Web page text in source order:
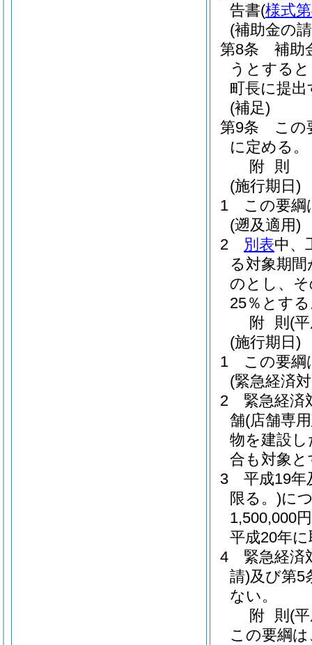
告書(様式
(補助金の
第8条
補助
うとする
町長に提
(補足)
第9条
この
に定める。
附 則
(施行期日)
1
この要綱
(遡及適用)
2
別表中、
る対象期
のとし、
25％とす
附 則 (
(施行期日)
1
この要綱
(緊急経済
2
緊急経済
舗(店舗専
物を建設
合も対象
3
平成19年
限る。)に
1,500,000
平成20年
4
緊急経済
請)及び第5
ない。
附 則 (
この要綱